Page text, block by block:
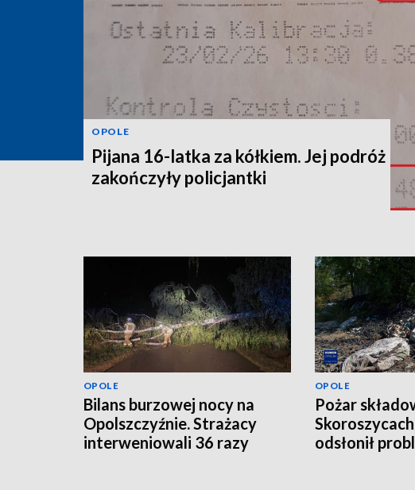
OPOLE
Pijana 16-latka za kółkiem. Jej podróż
zakończyły policjantki
OPOLE
Bilans burzowej nocy na
Opolszczyźnie. Strażacy
interweniowali 36 razy
OPOLE
Pożar
odsłonił